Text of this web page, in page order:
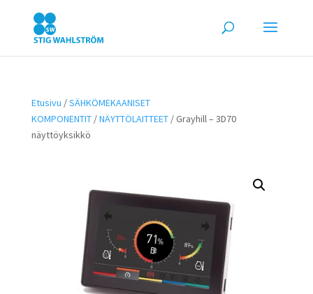
Etusivu /SÄHKÖMEKAANISET
KOMPONENTIT/NÄYTTÖLAITTEET/ Grayhill – 3D70
näyttöyksikkö